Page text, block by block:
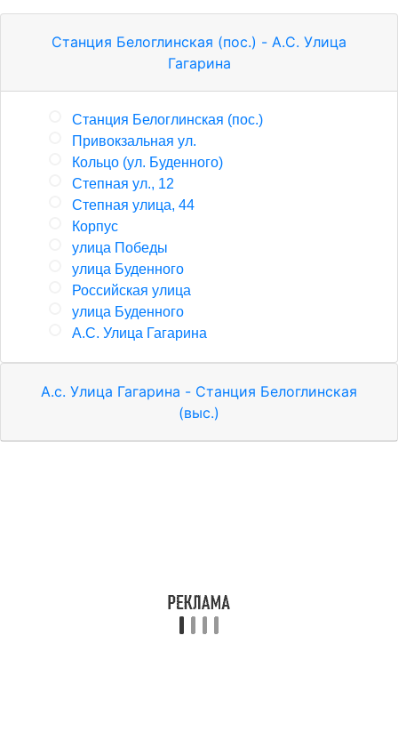
Станция Белоглинская (пос.) - А.С. Улица
Гагарина
Станция Белоглинская (пос.)
Привокзальная ул.
Кольцо (ул. Буденного)
Степная ул., 12
Степная улица, 44
Корпус
улица Победы
улица Буденного
Российская улица
улица Буденного
А.С. Улица Гагарина
А.с. Улица Гагарина - Станция Белоглинская
(выс.)